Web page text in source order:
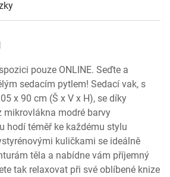
pouze ONLINE. Seďte a
sedacím pytlem! Sedací vak, s
x 90 cm (Š x V x H), se díky
mikrovlákna modré barvy
hodí téměř ke každému stylu
kuličkami se ideálně
těla a nabídne vám příjemný
tak relaxovat při své oblíbené knize